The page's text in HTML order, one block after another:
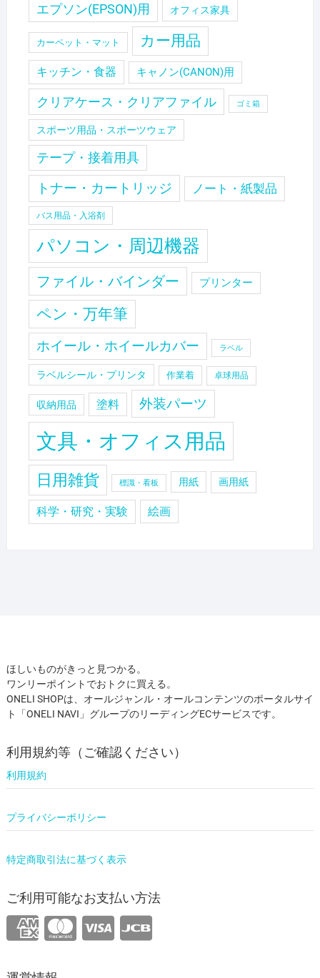
エプソン(EPSON)用 オフィス家具
カーペット・マット カー用品
キッチン・食器 キャノン(CANON)用
クリアケース・クリアファイル ゴミ箱
スポーツ用品・スポーツウェア
テープ・接着用具
トナー・カートリッジ ノート・紙製品
バス用品・入浴剤
パソコン・周辺機器
ファイル・バインダー プリンター
ペン・万年筆
ホイール・ホイールカバー ラベル
ラベルシール・プリンタ 作業着 卓球用品
収納用品 塗料 外装パーツ
文具・オフィス用品
日用雑貨 標識・看板 用紙 画用紙
科学・研究・実験 絵画
ほしいものがきっと見つかる。
ワンリーポイントでおトクに買える。
ONELI SHOPは、オールジャンル・オールコンテンツのポータルサイ
ト「ONELI NAVI」グループのリーディングECサービスです。
利用規約等（ご確認ください）
利用規約
プライバシーポリシー
特定商取引法に基づく表示
ご利用可能なお支払い方法